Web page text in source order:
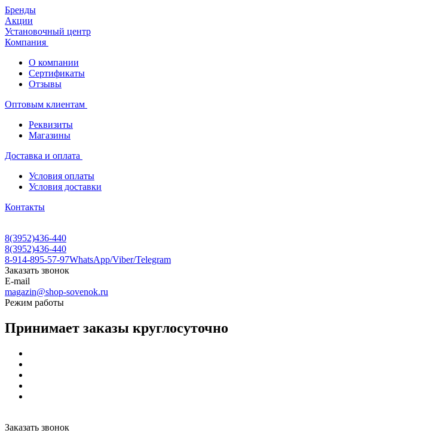
Бренды
Акции
Установочный центр
Компания
О компании
Сертификаты
Отзывы
Оптовым клиентам
Реквизиты
Магазины
Доставка и оплата
Условия оплаты
Условия доставки
Контакты
8(3952)436-440
8(3952)436-440
8-914-895-57-97WhatsApp/Viber/Telegram
Заказать звонок
E-mail
magazin@shop-sovenok.ru
Режим работы
Принимает заказы круглосуточно
Заказать звонок